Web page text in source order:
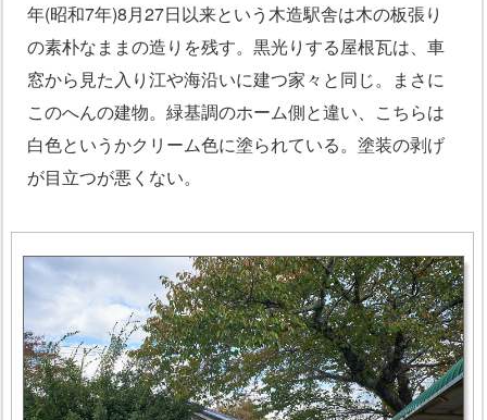
年(昭和7年)8月27日以来という木造駅舎は木の板張り
の素朴なままの造りを残す。黒光りする屋根瓦は、車
窓から見た入り江や海沿いに建つ家々と同じ。まさに
このへんの建物。緑基調のホーム側と違い、こちらは
白色というかクリーム色に塗られている。塗装の剥げ
が目立つが悪くない。